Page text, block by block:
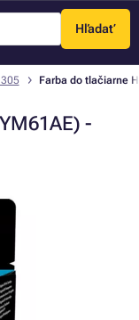
Hľadať
Menu
Farba do tlačiarne
-